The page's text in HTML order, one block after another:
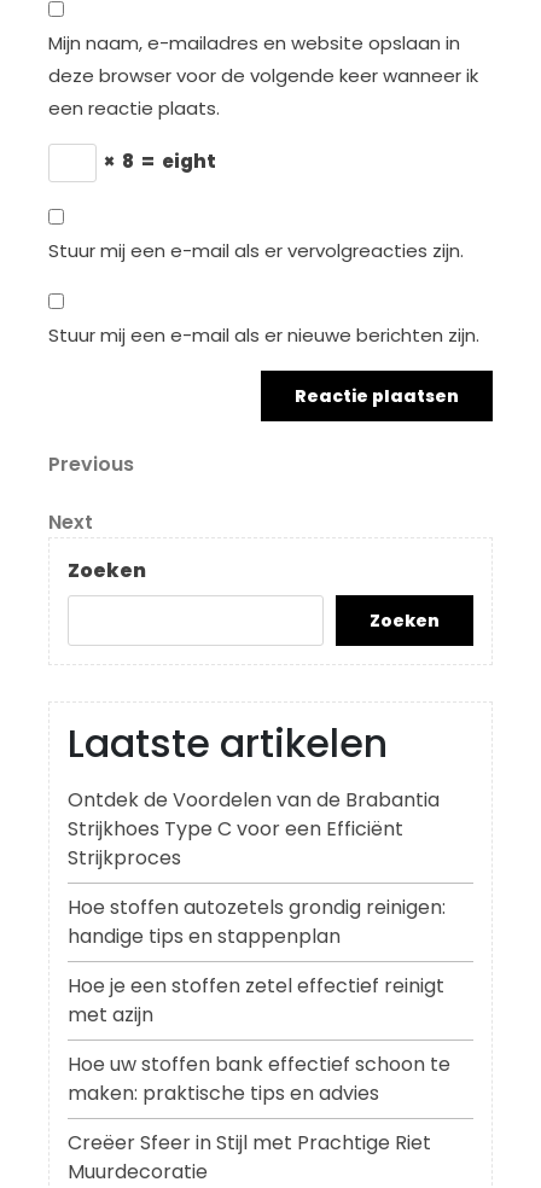
Mijn naam, e-mailadres en website opslaan in
deze browser voor de volgende keer wanneer ik
een reactie plaats.
× 8 = eight
Stuur mij een e-mail als er vervolgreacties zijn.
Stuur mij een e-mail als er nieuwe berichten zijn.
Berichtnavigatie
Previous
Previous
Next
Post
Next
Zoeken
Zoeken
Laatste artikelen
Ontdek de Voordelen van de Brabantia
Strijkhoes Type C voor een Efficiënt
Strijkproces
Hoe stoffen autozetels grondig reinigen:
handige tips en stappenplan
Hoe je een stoffen zetel effectief reinigt
met azijn
Hoe uw stoffen bank effectief schoon te
maken: praktische tips en advies
Creëer Sfeer in Stijl met Prachtige Riet
Muurdecoratie